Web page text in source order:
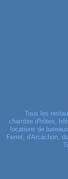
Tous les
chambre d'hôtes,
locations de
Ferret, d'Arcachon,